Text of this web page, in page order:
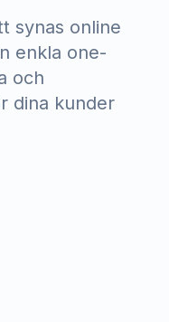
synas online
enkla one-
och
dina kunder